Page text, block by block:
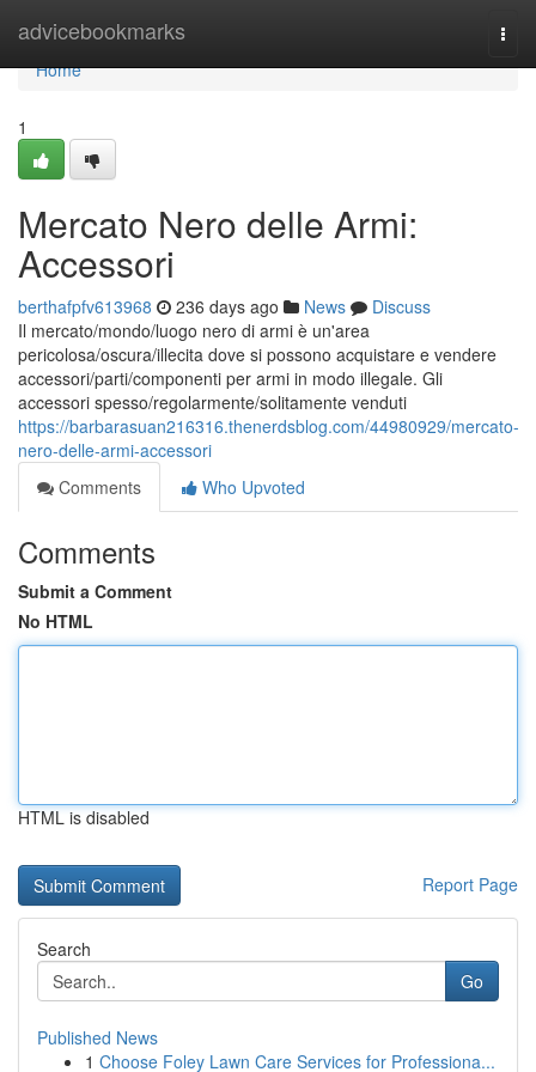
advicebookmarks
Home
Home
1
Mercato Nero delle Armi:
Accessori
berthafpfv613968 236 days ago News
Discuss
Il mercato/mondo/luogo nero di armi è un'area
pericolosa/oscura/illecita dove si possono acquistare e vendere
accessori/parti/componenti per armi in modo illegale. Gli
accessori spesso/regolarmente/solitamente venduti
https://barbarasuan216316.thenerdsblog.com/44980929/mercato-
nero-delle-armi-accessori
Comments
Who Upvoted
Comments
Submit a Comment
No HTML
HTML is disabled
Report Page
Search
Go
Published News
1 Choose Foley Lawn Care Services for Professiona...